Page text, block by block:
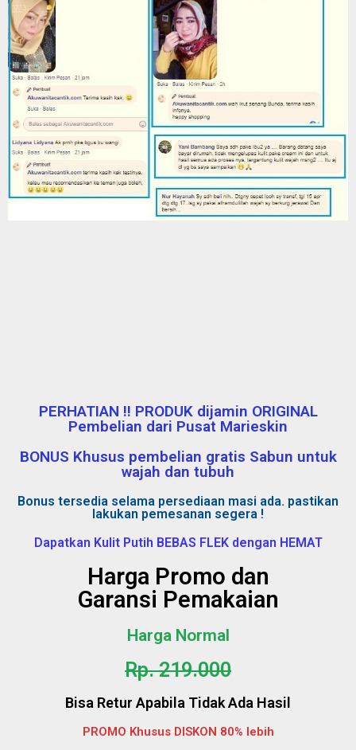
PERHATIAN !! PRODUK dijamin ORIGINAL
Pembelian dari Pusat Marieskin
BONUS Khusus pembelian gratis Sabun untuk
wajah dan tubuh
Bonus tersedia selama persediaan masi ada. pastikan
lakukan pemesanan segera !
Dapatkan Kulit Putih BEBAS FLEK dengan HEMAT
Harga Promo dan
Garansi Pemakaian
Harga Normal
Rp. 219.000
Bisa Retur Apabila Tidak Ada Hasil
PROMO Khusus DISKON 80% lebih